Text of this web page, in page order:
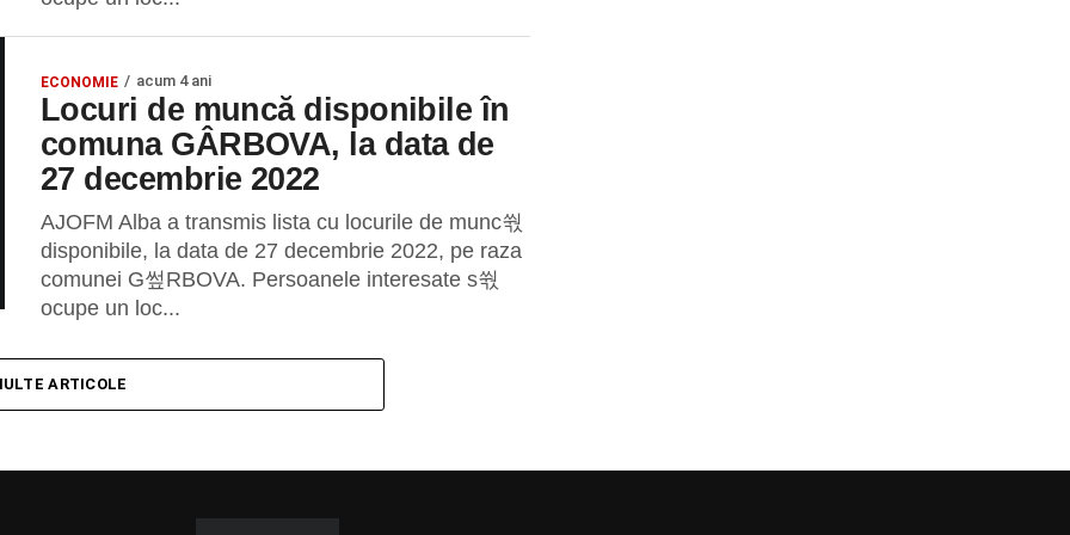
ECONOMIE acum 4 ani
Locuri de muncă disponibile în
comuna GÂRBOVA, la data de
27 decembrie 2022
AJOFM Alba a transmis lista cu locurile de munc쒃
disponibile, la data de 27 decembrie 2022, pe raza
comunei G쎂RBOVA. Persoanele interesate s쒃
ocupe un loc...
ARTICOLE